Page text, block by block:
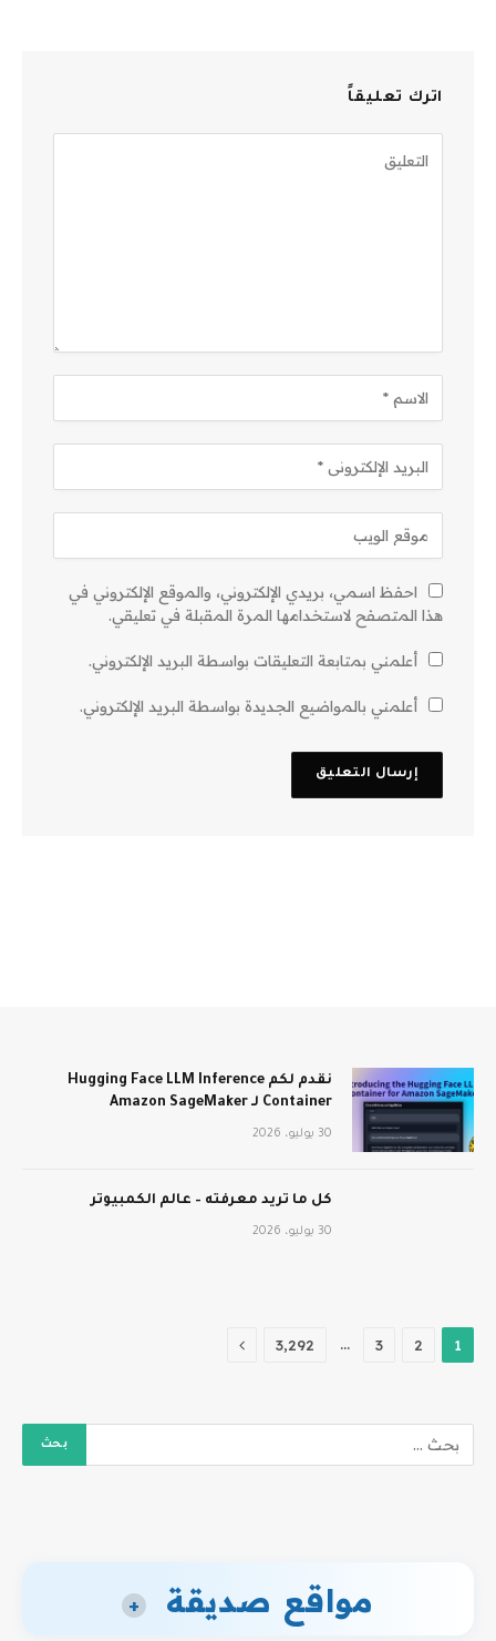
اترك تعليقاً
احفظ اسمي، بريدي الإلكتروني، والموقع الإلكتروني في
هذا المتصفح لاستخدامها المرة المقبلة في تعليقي.
أعلمني بمتابعة التعليقات بواسطة البريد الإلكتروني.
أعلمني بالمواضيع الجديدة بواسطة البريد الإلكتروني.
نقدم لكم Hugging Face LLM Inference
Container لـ Amazon SageMaker
30 يوليو، 2026
كل ما تريد معرفته – عالم الكمبيوتر
30 يوليو، 2026
1
2
3
… 3٬292 التالي
مواقع صديقة +